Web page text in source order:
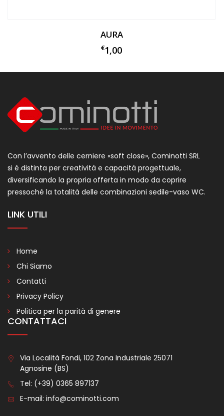
AURA
€1,00
Con l’avvento delle cerniere «soft close», Cominotti SRL
si è distinta per creatività e capacità progettuale,
diversificando la propria offerta in modo da coprire
pressoché la totalità delle combinazioni sedile-vaso WC.
LINK UTILI
Home
Chi Siamo
Contatti
Privacy Policy
Politica per la parità di genere
CONTATTACI
Via Località Fondi, 102 Zona Industriale 25071
Agnosine (BS)
Tel: (+39) 0365 897137
E-mail: info@cominotti.com